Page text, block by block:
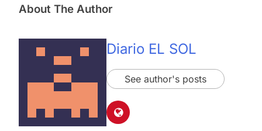
About The Author
Diario EL SOL
See author's posts